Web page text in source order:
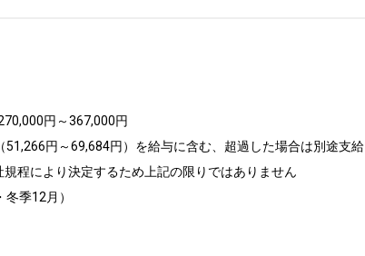
円～367,000円
円～69,684円）を給与に含む、超過した場合は別途支給
程により決定するため上記の限りではありません
季12月）